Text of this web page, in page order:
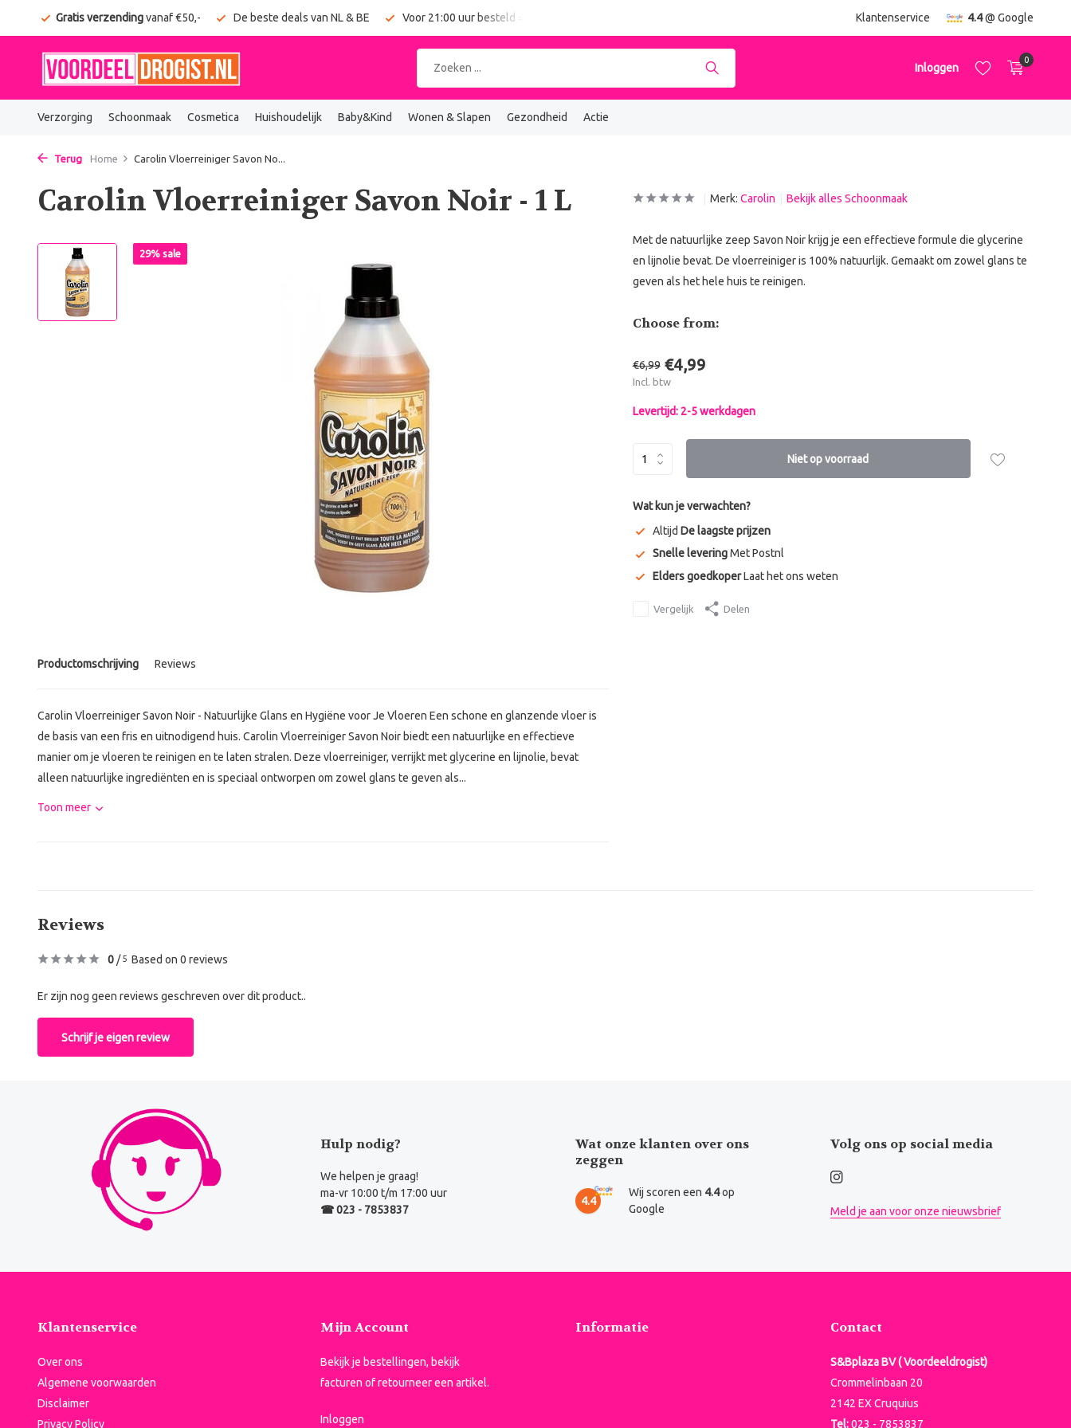
Gratis verzendingvanaf €50,- De beste deals van NL & BE Voor 21:00 uur besteld = vandaag verzonden Klantenservice 4.4@ Google
Inloggen
0
Verzorging Schoonmaak Cosmetica Huishoudelijk Baby&Kind Wonen & Slapen Gezondheid Actie
Terug Home Carolin Vloerreiniger Savon No...
Carolin Vloerreiniger Savon Noir - 1 L
29% sale
Productomschrijving Reviews
Carolin Vloerreiniger Savon Noir - Natuurlijke Glans en Hygiëne voor Je Vloeren Een schone en glanzende vloer is
de basis van een fris en uitnodigend huis. Carolin Vloerreiniger Savon Noir biedt een natuurlijke en effectieve
manier om je vloeren te reinigen en te laten stralen. Deze vloerreiniger, verrijkt met glycerine en lijnolie, bevat
alleen natuurlijke ingrediënten en is speciaal ontworpen om zowel glans te geven als...
Toon meer
Merk: Carolin Bekijk alles Schoonmaak
Met de natuurlijke zeep Savon Noir krijg je een effectieve formule die glycerine
en lijnolie bevat. De vloerreiniger is 100% natuurlijk. Gemaakt om zowel glans te
geven als het hele huis te reinigen.
Choose from:
€6,99 €4,99
Incl. btw
Levertijd: 2-5 werkdagen
Niet op voorraad
Wat kun je verwachten?
Altijd De laagste prijzen
Snelle leveringMet Postnl
Elders goedkoperLaat het ons weten
Vergelijk Delen
Reviews
0 /5 Based on 0 reviews
Er zijn nog geen reviews geschreven over dit product..
Schrijf je eigen review
Hulp nodig?
We helpen je graag!
ma-vr 10:00 t/m 17:00 uur
☎ 023 - 7853837
Wat onze klanten over ons
zeggen
4.4
Wij scoren een 4.4op
Google
Volg ons op social media
Meld je aan voor onze nieuwsbrief
Klantenservice
Over ons
Algemene voorwaarden
Disclaimer
Privacy Policy
Mijn Account
Bekijk je bestellingen, bekijk
facturen of retourneer een artikel.
Inloggen
Informatie Contact
S&Bplaza BV ( Voordeeldrogist)
Crommelinbaan 20
2142 EX Cruquius
Tel:023 - 7853837